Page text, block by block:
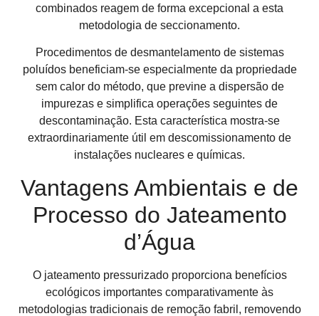
combinados reagem de forma excepcional a esta
metodologia de seccionamento.
Procedimentos de desmantelamento de sistemas
poluídos beneficiam-se especialmente da propriedade
sem calor do método, que previne a dispersão de
impurezas e simplifica operações seguintes de
descontaminação. Esta característica mostra-se
extraordinariamente útil em descomissionamento de
instalações nucleares e químicas.
Vantagens Ambientais e de
Processo do Jateamento
d’Água
O jateamento pressurizado proporciona benefícios
ecológicos importantes comparativamente às
metodologias tradicionais de remoção fabril, removendo